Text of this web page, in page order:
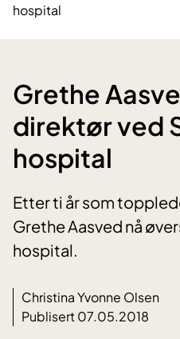
hospital
Grethe
direktør ved
hospital
Etter ti år som
Grethe Aasved nå
hospital.
Christina Yvonne Olsen
Publisert 07.05.2018